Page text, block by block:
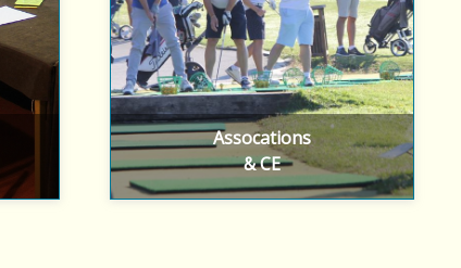
Assocations
& CE
Nous contacter